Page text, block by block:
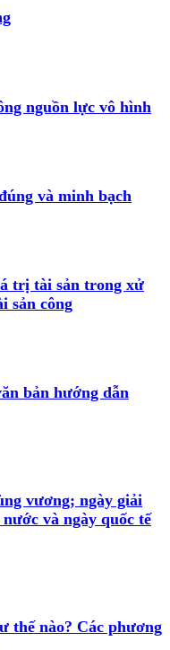
nguồn lực vô hình
và minh bạch
trị tài sản trong xử
sản công
bản hướng dẫn
vương; ngày giải
và ngày quốc tế
thế nào? Các phương